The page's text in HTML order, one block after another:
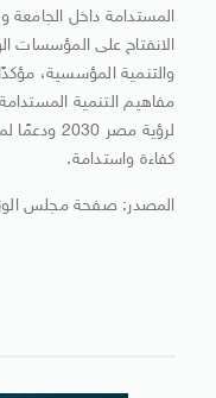
المستدامة داخل الجامعة
الانفتاح على المؤسسات
والتنمية المؤسسية،
مفاهيم التنمية
لرؤية مصر
كفاءة واستدامة.
المصدر: صفحة مجلس